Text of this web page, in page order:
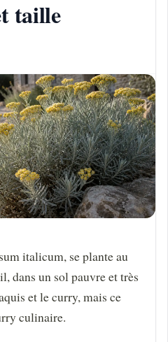
taille
italicum, se plante au
dans un sol pauvre et très
et le curry, mais ce
culinaire.